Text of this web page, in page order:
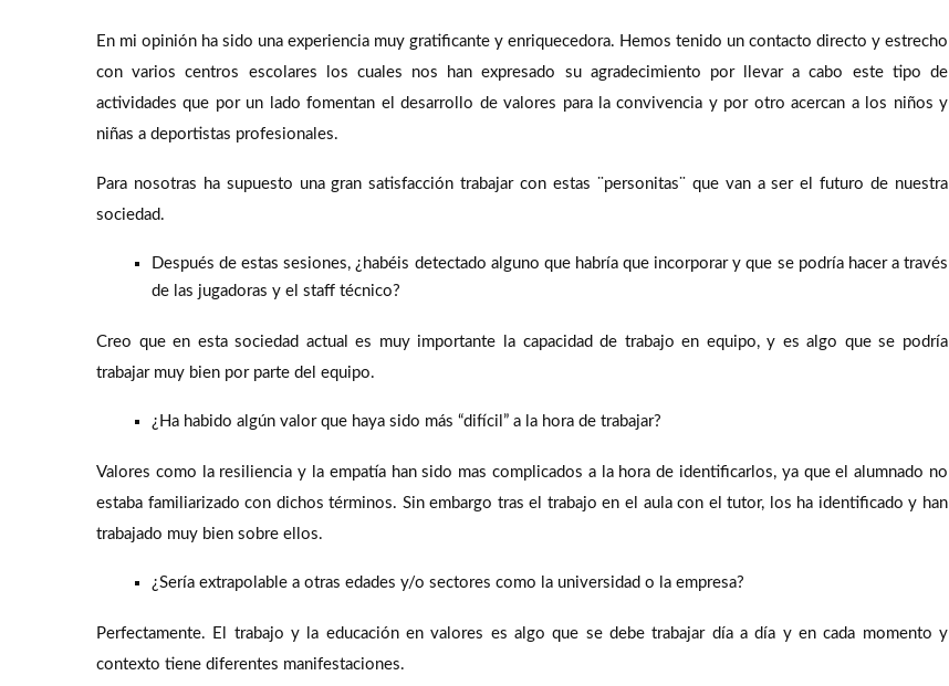
En mi opinión ha sido una experiencia muy gratificante y enriquecedora. Hemos tenido un contacto directo y estrecho
con varios centros escolares los cuales nos han expresado su agradecimiento por llevar a cabo este tipo de
actividades que por un lado fomentan el desarrollo de valores para la convivencia y por otro acercan a los niños y
niñas a deportistas profesionales.
Para nosotras ha supuesto una gran satisfacción trabajar con estas ¨personitas¨ que van a ser el futuro de nuestra
sociedad.
Después de estas sesiones, ¿habéis detectado alguno que habría que incorporar y que se podría hacer a través
de las jugadoras y el staff técnico?
Creo que en esta sociedad actual es muy importante la capacidad de trabajo en equipo, y es algo que se podría
trabajar muy bien por parte del equipo.
¿Ha habido algún valor que haya sido más “difícil” a la hora de trabajar?
Valores como la resiliencia y la empatía han sido mas complicados a la hora de identificarlos, ya que el alumnado no
estaba familiarizado con dichos términos. Sin embargo tras el trabajo en el aula con el tutor, los ha identificado y han
trabajado muy bien sobre ellos.
¿Sería extrapolable a otras edades y/o sectores como la universidad o la empresa?
Perfectamente. El trabajo y la educación en valores es algo que se debe trabajar día a día y en cada momento y
contexto tiene diferentes manifestaciones.